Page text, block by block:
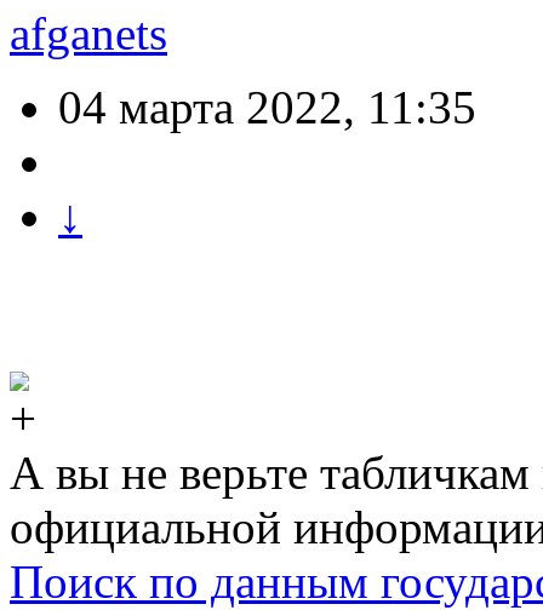
afganets
04 марта 2022, 11:35
↓
А вы не верьте
официальной
Поиск по данным